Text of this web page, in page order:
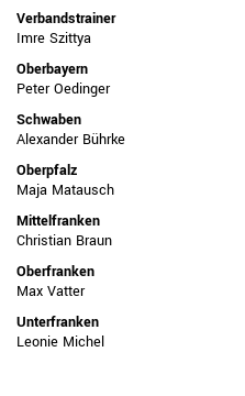
Verbandstrainer
Imre Szittya
Oberbayern
Peter Oedinger
Schwaben
Alexander Bührke
Oberpfalz
Maja Matausch
Mittelfranken
Christian Braun
Oberfranken
Max Vatter
Unterfranken
Leonie Michel
Ausschreibung Jugend
Meisterschaften
Mann-Mann-Verteidigung
BBV-Camps
Trainer
Schiedsrichter
Breitensport